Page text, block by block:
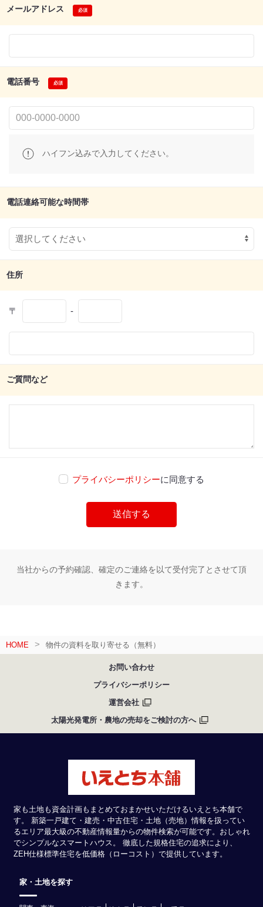
メールアドレス
電話番号
ハイフン込みで入力してください。
電話連絡可能な時間帯
住所
〒 -
ご質問など
プライバシーポリシーに同意する
当社からの予約確認、確定のご連絡を以て受付完了とさせて頂
きます。
HOME 物件の資料を取り寄せる（無料）
お問い合わせ
プライバシーポリシー
運営会社
太陽光発電所・農地の売却をご検討の方へ
家も土地も資金計画もまとめておまかせいただけるいえとち本舗で
す。 新築一戸建て・建売・中古住宅・土地（売地）情報を扱ってい
るエリア最大級の不動産情報量からの物件検索が可能です。おしゃれ
でシンプルなスマートハウス。 徹底した規格住宅の追求により、
ZEH仕様標準住宅を低価格（ローコスト）で提供しています。
家・土地を探す